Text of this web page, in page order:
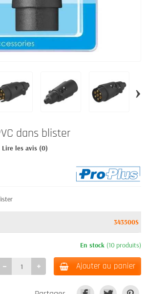
›
dans blister
Lire les avis (0)
343500S
En stock (10 produits)
Ajouter au panier